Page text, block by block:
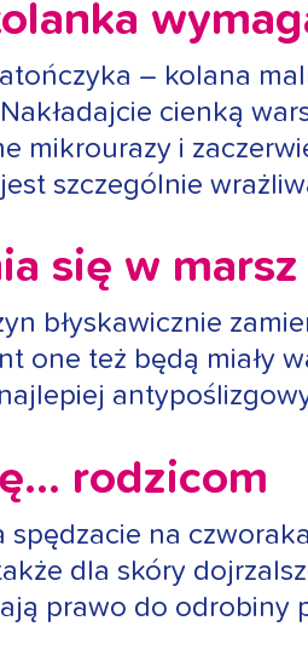
– kolana
cienką
mikrourazy i
szczególnie
się w
błyskawicznie
one też będą miały
rodzicom
na
dla skóry
prawo do odrobiny